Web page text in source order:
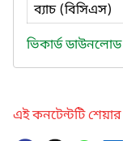
ব্যাচ (বিসিএস)
ভিকার্ড
এই কনটেন্টটি